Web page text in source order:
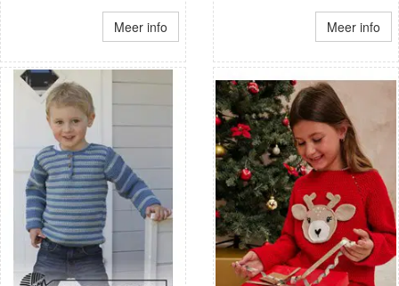
Meer info Meer info